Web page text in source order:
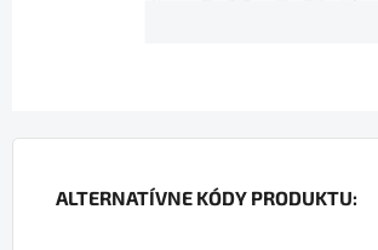
ALTERNATÍVNE KÓDY PRODUKTU: